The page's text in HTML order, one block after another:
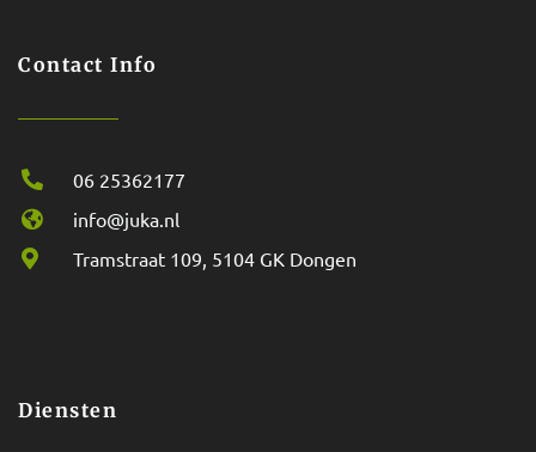
Contact Info
06 25362177
info@juka.nl
Tramstraat 109, 5104 GK Dongen
Diensten